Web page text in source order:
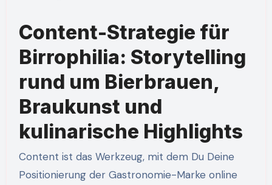
Content-Strategie für
Birrophilia: Storytelling
rund um Bierbrauen,
Braukunst und
kulinarische Highlights
Content ist das Werkzeug, mit dem Du Deine
Positionierung der Gastronomie-Marke online